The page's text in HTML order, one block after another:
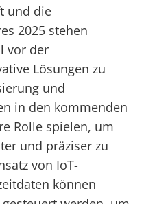
und die
2025 stehen
vor der
Lösungen zu
und
in den kommenden
Rolle spielen, um
und präziser zu
von IoT-
können